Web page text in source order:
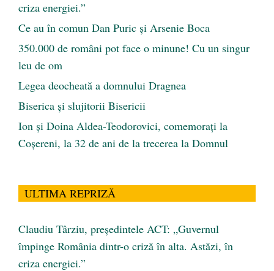
criza energiei.”
Ce au în comun Dan Puric şi Arsenie Boca
350.000 de români pot face o minune! Cu un singur
leu de om
Legea deocheată a domnului Dragnea
Biserica și slujitorii Bisericii
Ion și Doina Aldea-Teodorovici, comemorați la
Coșereni, la 32 de ani de la trecerea la Domnul
ULTIMA REPRIZĂ
Claudiu Târziu, președintele ACT: „Guvernul
împinge România dintr-o criză în alta. Astăzi, în
criza energiei.”